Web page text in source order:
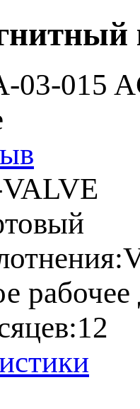
03-015
рабочее
12